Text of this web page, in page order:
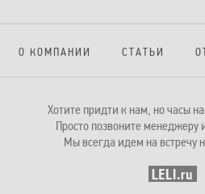
О КОМПАНИИ СТАТЬИ
Хотите придти к нам, но часы
Просто позвоните менеджеру
Мы всегда идем на встречу